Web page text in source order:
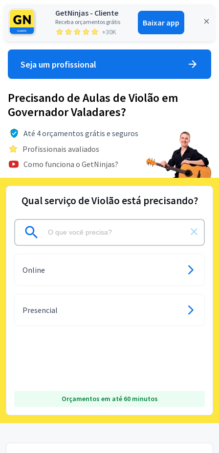
GetNinjas - Cliente
Receba orçamentos grátis
+30K
Baixar app
Entrar
Seja um profissional
Precisando de Aulas de Violão em
Governador Valadares?
Até 4 orçamentos grátis e seguros
Profissionais avaliados
Como funciona o GetNinjas?
Qual serviço de Violão está precisando?
Online
Presencial
Orçamentos em até 60 minutos